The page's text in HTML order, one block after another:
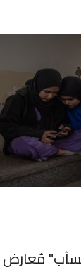
مُعارض